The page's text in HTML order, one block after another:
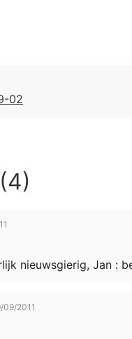
02
nieuwsgierig, Jan :
09/2011